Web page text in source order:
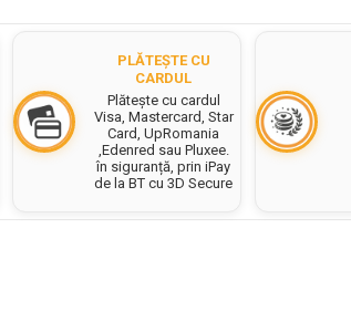
PLĂTEȘTE CU
CARDUL
Plătește cu cardul
Visa, Mastercard, Star
Card, UpRomania
,Edenred sau Pluxee.
în siguranță, prin iPay
de la BT cu 3D Secure